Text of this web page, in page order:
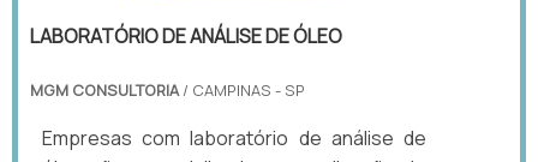
LABORATÓRIO DE ANÁLISE DE ÓLEO
MGM CONSULTORIA/ CAMPINAS - SP
Empresas com laboratório de análise de